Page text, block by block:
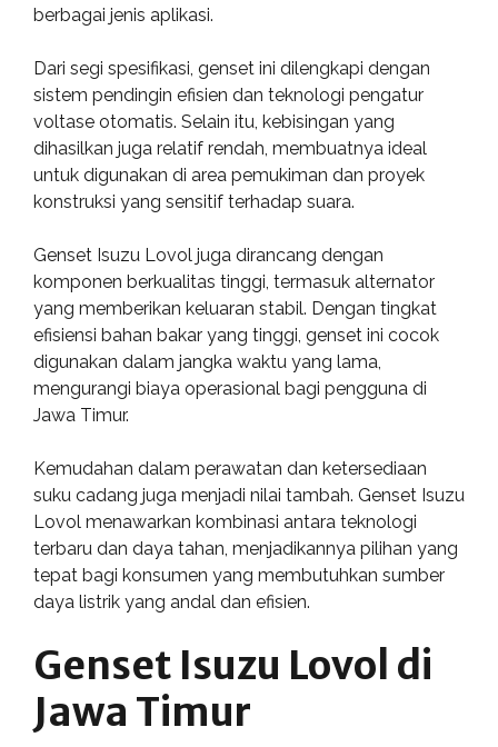
berbagai jenis aplikasi.
Dari segi spesifikasi, genset ini dilengkapi dengan
sistem pendingin efisien dan teknologi pengatur
voltase otomatis. Selain itu, kebisingan yang
dihasilkan juga relatif rendah, membuatnya ideal
untuk digunakan di area pemukiman dan proyek
konstruksi yang sensitif terhadap suara.
Genset Isuzu Lovol juga dirancang dengan
komponen berkualitas tinggi, termasuk alternator
yang memberikan keluaran stabil. Dengan tingkat
efisiensi bahan bakar yang tinggi, genset ini cocok
digunakan dalam jangka waktu yang lama,
mengurangi biaya operasional bagi pengguna di
Jawa Timur.
Kemudahan dalam perawatan dan ketersediaan
suku cadang juga menjadi nilai tambah. Genset Isuzu
Lovol menawarkan kombinasi antara teknologi
terbaru dan daya tahan, menjadikannya pilihan yang
tepat bagi konsumen yang membutuhkan sumber
daya listrik yang andal dan efisien.
Genset Isuzu Lovol di
Jawa Timur